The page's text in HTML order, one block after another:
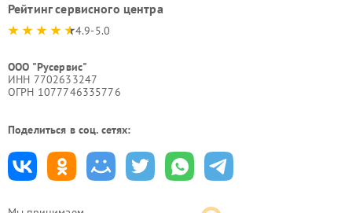
Рейтинг сервисного центра
4.9-5.0
ООО "Русервис"
ИНН 7702633247
ОГРН 1077746335776
Поделиться в соц. сетях: